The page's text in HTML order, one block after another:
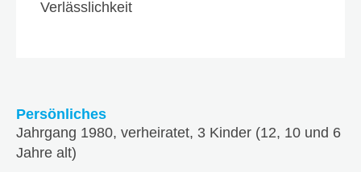
Verlässlichkeit
Persönliches
Jahrgang 1980, verheiratet, 3 Kinder (12, 10 und 6
Jahre alt)